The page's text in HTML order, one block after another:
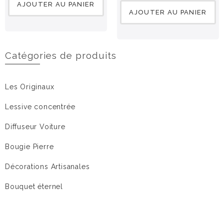
AJOUTER AU PANIER
AJOUTER AU PANIER
Catégories de produits
Les Originaux
Lessive concentrée
Diffuseur Voiture
Bougie Pierre
Décorations Artisanales
Bouquet éternel